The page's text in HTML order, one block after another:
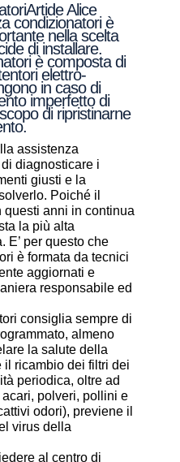
Alice
condizionatori è
nella scelta
di installare.
è composta di
elettro-
in caso di
imperfetto di
di ripristinarne
assistenza
diagnosticare i
giusti e la
Poiché il
questi anni in continua
la più alta
E’ per questo che
è formata da tecnici
aggiornati e
responsabile ed
consiglia sempre di
almeno
la salute della
il ricambio dei filtri dei
periodica, oltre ad
polveri, pollini e
odori), previene il
virus della
al centro di